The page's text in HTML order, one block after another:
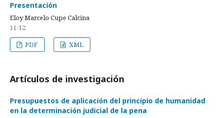
Presentación
Eloy Marcelo Cupe Calcina
11-12
PDF
XML
Artículos de investigación
Presupuestos de aplicación del principio de humanidad
en la determinación judicial de la pena